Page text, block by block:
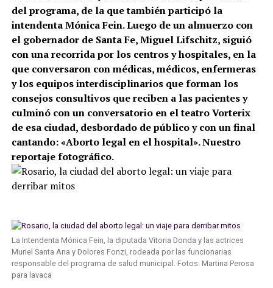
del programa, de la que también participó la
intendenta Mónica Fein. Luego de un almuerzo con
el gobernador de Santa Fe, Miguel Lifschitz, siguió
con una recorrida por los centros y hospitales, en la
que conversaron con médicas, médicos, enfermeras
y los equipos interdisciplinarios que forman los
consejos consultivos que reciben a las pacientes y
culminó con un conversatorio en el teatro Vorterix
de esa ciudad, desbordado de público y con un final
cantando: «Aborto legal en el hospital». Nuestro
reportaje fotográfico.
La Intendenta Mónica Fein, la diputada Vitoria Donda y las actrices
Muriel Santa Ana y Dolores Fonzi, rodeada por las funcionarias
responsable del programa de salud municipal. Fotos: Martina Perosa
para lavaca